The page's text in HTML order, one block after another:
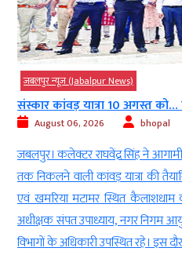
जबलपुर न्यूज़ (Jabalpur News)
संस्कार कांवड़ यात्रा 10 अगस्त
August 06, 2026 bhopal
जबलपुर। कलेक्टर राघवेंद्र सिंह ने
तक निकलने वाली कांवड़ यात्रा की
एवं खमरिया मटामर स्थित कैलाशधाम
अधीक्षक संपत उपाध्याय, नगर निगम
विभागों के अधिकारी उपस्थित रहे। इस